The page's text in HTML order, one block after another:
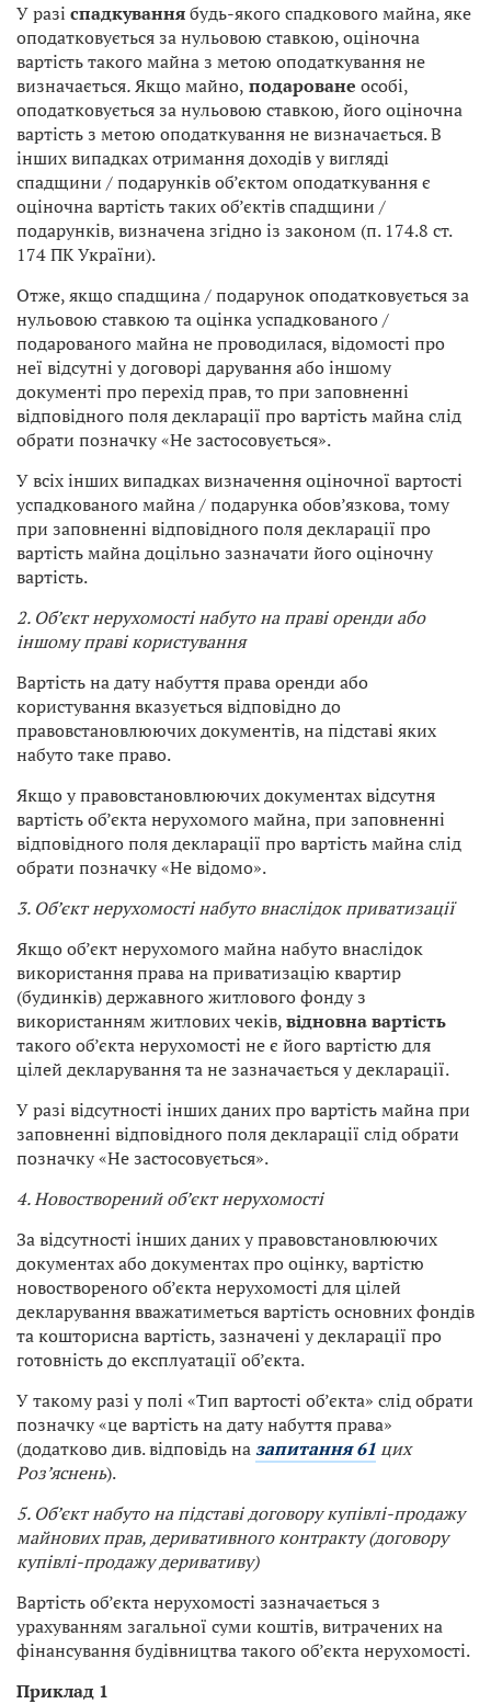
У разі спадкуваннябудь-якого спадкового майна, яке
оподатковується за нульовою ставкою, оціночна
вартість такого майна з метою оподаткування не
визначається.Якщо майно, подароване особі,
оподатковується за нульовою ставкою, його оціночна
вартість з метою оподаткування не визначається. В
інших випадках отримання доходів у вигляді
спадщини / подарунків об’єктом оподаткування є
оціночна вартість таких об’єктів спадщини /
подарунків, визначена згідно із законом (п. 174.8 ст.
174 ПК України).
Отже, якщо спадщина / подарунок оподатковується за
нульовою ставкою та оцінка успадкованого /
подарованого майна не проводилася, відомості про
неї відсутні у договорі дарування або іншому
документі про перехід прав, то при заповненні
відповідного поля декларації про вартість майна слід
обрати позначку «Не застосовується».
У всіх інших випадках визначення оціночної вартості
успадкованого майна / подарунка обов’язкова, тому
при заповненні відповідного поля декларації про
вартість майна доцільно зазначати його оціночну
вартість.
2. Об’єкт нерухомості набуто на праві оренди або
іншому праві користування
Вартість на дату набуття права оренди або
користування вказується відповідно до
правовстановлюючих документів, на підставі яких
набуто таке право.
Якщо у правовстановлюючих документах відсутня
вартість об’єкта нерухомого майна, при заповненні
відповідного поля декларації про вартість майна слід
обрати позначку «Не відомо».
3. Об’єкт нерухомості набуто внаслідок приватизації
Якщо об’єкт нерухомого майна набуто внаслідок
використання права на приватизацію квартир
(будинків) державного житлового фонду з
використанням житлових чеків,відновна вартість
такого об’єкта нерухомості не є його вартістю для
цілей декларування та не зазначається у декларації.
У разі відсутності інших даних про вартість майна при
заповненні відповідного поля декларації слід обрати
позначку «Не застосовується».
4. Новостворений об’єкт нерухомості
За відсутності інших даних у правовстановлюючих
документах або документах про оцінку, вартістю
новоствореного об’єкта нерухомості для цілей
декларування вважатиметься вартість основних фондів
та кошторисна вартість, зазначені у декларації про
готовність до експлуатації об’єкта.
У такому разі у полі «Тип вартості об’єкта» слід обрати
позначку «це вартість на дату набуття права»
(додатково див. відповідь назапитання 61цих
Роз’яснень).
5. Об’єкт набуто на підставі договору купівлі-продажу
майнових прав, деривативного контракту (договору
купівлі-продажу деривативу)
Вартість об’єкта нерухомості зазначається з
урахуванням загальної суми коштів, витрачених на
фінансування будівництва такого об’єкта нерухомості.
Приклад 1